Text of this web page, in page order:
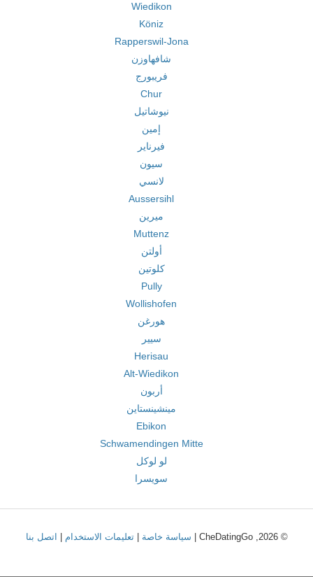
Wiedikon
Köniz
Rapperswil-Jona
شافهاوزن
فريبورج
Chur
نيوشاتيل
إمين
فيرناير
سيون
لانسي
Aussersihl
ميرين
Muttenz
أولتن
كلوتين
Pully
Wollishofen
هورغن
سيير
Herisau
Alt-Wiedikon
أربون
مينشينستاين
Ebikon
Schwamendingen Mitte
لو لوكل
سويسرا
© 2026, CheDatingGo | سياسة خاصة |تعليمات الاستخدام اتصل بنا